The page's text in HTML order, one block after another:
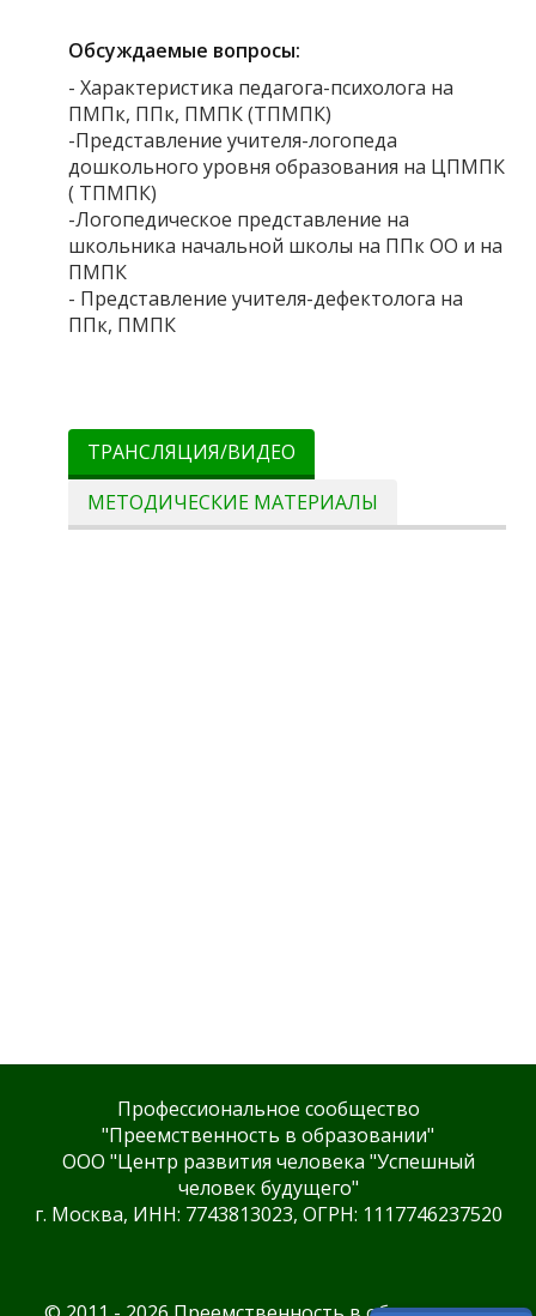
Обсуждаемые вопросы:
- Характеристика педагога-психолога на
ПМПк, ППк, ПМПК (ТПМПК)
-Представление учителя-логопеда
дошкольного уровня образования на ЦПМПК
( ТПМПК)
-Логопедическое представление на
школьника начальной школы на ППк ОО и на
ПМПК
- Представление учителя-дефектолога на
ППк, ПМПК
ТРАНСЛЯЦИЯ/ВИДЕО
МЕТОДИЧЕСКИЕ МАТЕРИАЛЫ
Профессиональное сообщество
"Преемственность в образовании"
ООО "Центр развития человека "Успешный
человек будущего"
г. Москва, ИНН: 7743813023, ОГРН: 1117746237520